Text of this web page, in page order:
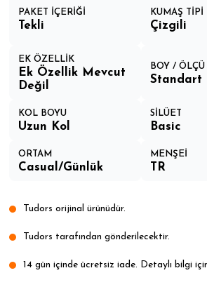
PAKET İÇERİĞİ
Tekli
KUMAŞ TİPİ
Çizgili
EK ÖZELLİK
Ek Özellik Mevcut
Değil
BOY / ÖLÇÜ
Standart
KOL BOYU
Uzun Kol
SİLÜET
Basic
ORTAM
Casual/Günlük
MENŞEİ
TR
Tudors orijinal ürünüdür.
Tudors tarafından gönderilecektir.
14 gün içinde ücretsiz iade. Detaylı bilgi